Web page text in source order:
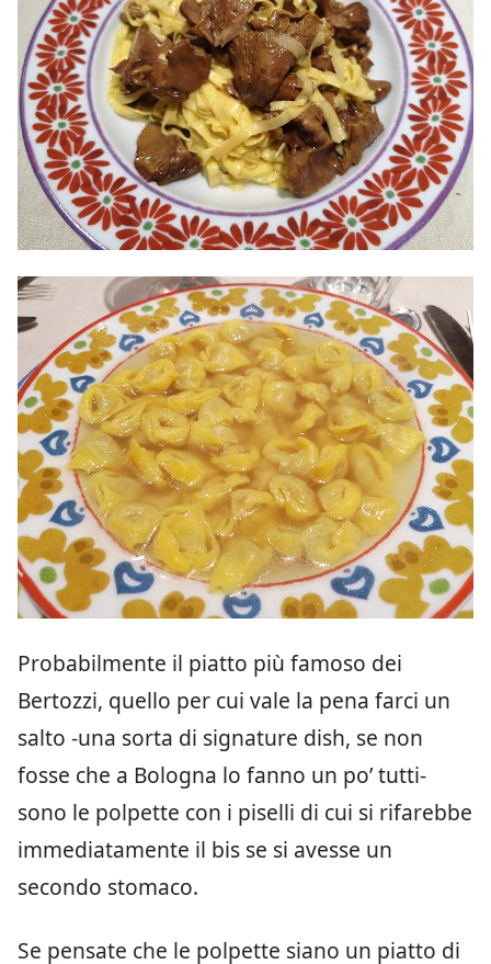
Probabilmente il piatto più famoso dei
Bertozzi, quello per cui vale la pena farci un
salto -una sorta di signature dish, se non
fosse che a Bologna lo fanno un po’ tutti-
sono le polpette con i piselli di cui si rifarebbe
immediatamente il bis se si avesse un
secondo stomaco.
Se pensate che le polpette siano un piatto di